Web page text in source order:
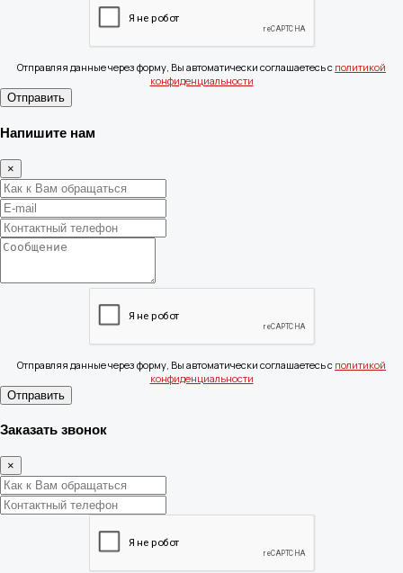
Отправляя данные через форму, Вы автоматически соглашаетесь с политикой
конфиденциальности
Отправить
Напишите нам
×
Отправляя данные через форму, Вы автоматически соглашаетесь с политикой
конфиденциальности
Отправить
Заказать звонок
×